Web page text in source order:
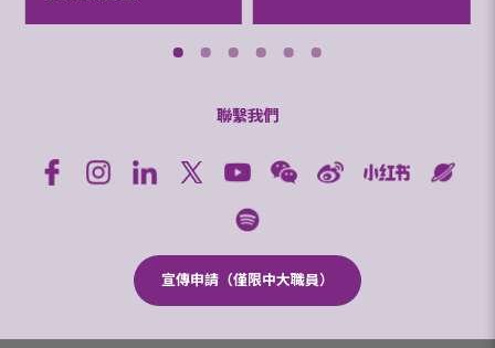
聯繫我們
宣傳申請（僅限中大職員）